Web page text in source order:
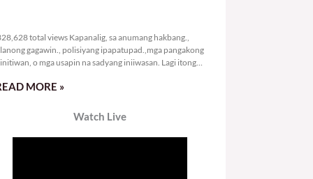
total views Kapanalig, sa anumang hakbang.,
gagawin., polisiyang ipapatupad.,mga pangakong
o mga usapin na sadyang iniiwasan. Lagi itong
MORE »
Watch Live